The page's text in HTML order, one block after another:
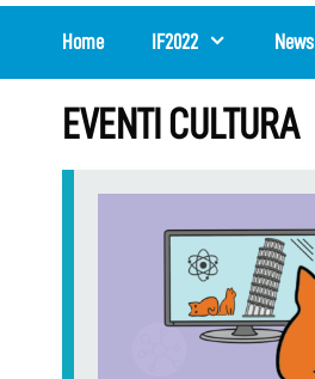
Home IF2022 News
EVENTI CULTURA